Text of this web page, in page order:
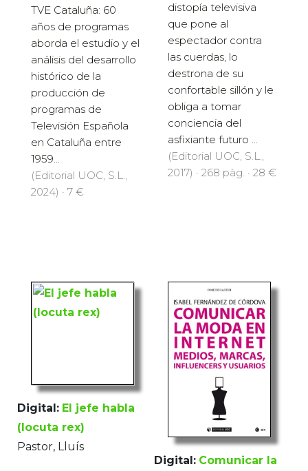
TVE Cataluña: 60
años de programas
aborda el estudio y el
análisis del desarrollo
histórico de la
producción de
programas de
Televisión Española
en Cataluña entre
1959...
(Editorial UOC, S.L.,
2024) · 7 €
distopía televisiva
que pone al
espectador contra
las cuerdas, lo
destrona de su
confortable sillón y le
obliga a tomar
conciencia del
asfixiante futuro ...
(Editorial UOC, S.L.,
2017) · 268 pàg. · 28 €
Digital: El jefe habla
(locuta rex)
Pastor, Lluís
Digital: Comunicar la